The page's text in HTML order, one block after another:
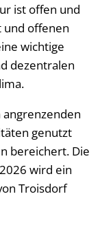
ist offen und
und offenen
wichtige
dezentralen
genutzt
bereichert. Die
wird ein
Troisdorf